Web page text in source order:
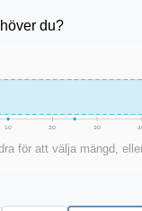
du?
10 20 30
för att välja mängd,